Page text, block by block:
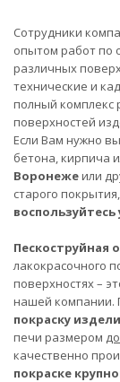
Сотрудники
опытом работ по
различных
технические и
полный комплекс
поверхностей
Если Вам нужно
бетона, кирпича
Воронежеили
старого
Пескоструйная
лакокрасочного
поверхностях –
нашей компании.
покраску
печи размером
качественно
покраске